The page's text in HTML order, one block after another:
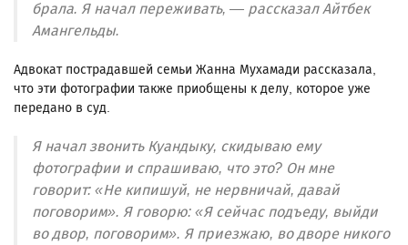
брала. Я начал переживать, — рассказал Айтбек
Амангельды.
Адвокат пострадавшей семьи Жанна Мухамади рассказала,
что эти фотографии также приобщены к делу, которое уже
передано в суд.
Я начал звонить Куандыку, скидываю ему
фотографии и спрашиваю, что это? Он мне
говорит: «Не кипишуй, не нервничай, давай
поговорим». Я говорю: «Я сейчас подъеду, выйди
во двор, поговорим». Я приезжаю, во дворе никого